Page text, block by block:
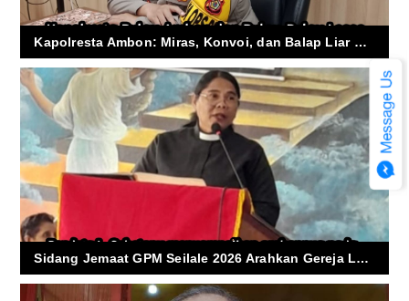
Kapolresta Ambon: Miras, Konvoi, dan Balap Liar Disikat Jelang Nataru
Sidang Jemaat GPM Seilale 2026 Arahkan Gereja Lebih Aktif Hadapi Krisis Sosial dan Generasi